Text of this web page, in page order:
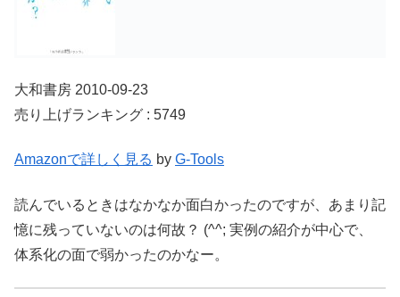
大和書房 2010-09-23
売り上げランキング : 5749
Amazonで詳しく見る by G-Tools
読んでいるときはなかなか面白かったのですが、あまり記
憶に残っていないのは何故？ (^^; 実例の紹介が中心で、
体系化の面で弱かったのかなー。